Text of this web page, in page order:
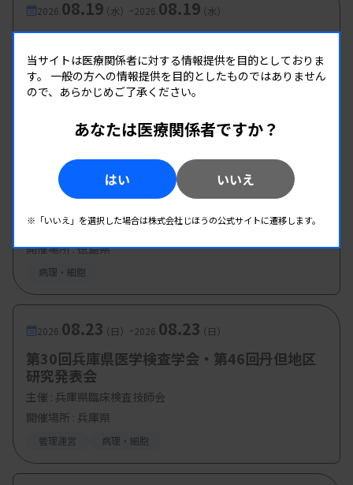
ますか。
細胞検査士は細胞診検査の専門家として、日常の診
療に貢献することができます。すなわち、細胞診専
門医のパートナーとして連携しながら、責任の大き
い役割を担うことになります。仕事のやりがいは大
いに実感できると思います。
現在はがんゲノム医療が実践されており、遺伝子検
査を活用した診断と治療が拡大しています。細胞診
常に更新していかなくてはなりません。
また、近年は細胞診検査においてもデジタル画像AI
を用いた判定技術などが実装されつつあり、これら
への対応も求められており、資格取得後も生涯にわ
たって学び続ける姿勢が期待されます。加えて、細
胞診判定のスキルと経験、知識を有している細胞検
査士の方には、後進の育成や指導に携わっていただ
くよう願っています。
2026. 08.19（水） -2026. 08.19（水）
細胞検査定期研修会（細胞診ジュニアコース）
泌尿器・体腔液
主催 :兵庫県臨床検査技師会
開催場所 : WEB
病理・細胞
2026. （土） 08.22 （土）
主催 :徳島県臨床検査技師会
開催場所 : 徳島県
病理・細胞
2026. 08.23（日） -2026. 08.23（日）
第30回兵庫県医学検査学会・第46回丹但地区
研究発表会
主催 : 兵庫県臨床検査技師会
開催場所 : 兵庫県
管理運営 病理・細胞
当サイトは医療関係者に対する情報提供を目的としておりま
す。 一般の方への情報提供を目的としたものではありません
ので、あらかじめご了承ください。
あなたは医療関係者ですか？
はい いいえ
※「いいえ」を選択した場合は株式会社じほうの公式サイトに遷移します。